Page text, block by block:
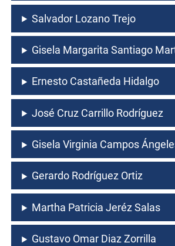
Salvador Lozano Trejo
Gisela Margarita Santiago
Ernesto Castañeda Hidalgo
José Cruz Carrillo Rodríguez
Gisela Virginia Campos
Gerardo Rodríguez Ortiz
Martha Patricia Jeréz Salas
Gustavo Omar Diaz Zorrilla